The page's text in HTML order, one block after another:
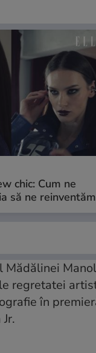
chic: Cum ne
să ne reinventăm